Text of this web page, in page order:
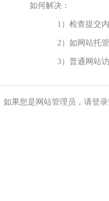
如何解决：
1）检查提交
2）如网站托
3）普通网站
如果您是网站管理员，请登